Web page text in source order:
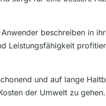
beschreiben in
Leistungsfähigkeit
und auf lange
der Umwelt zu gehen.